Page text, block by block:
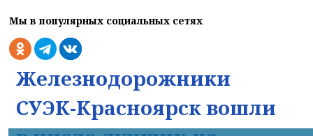
Мы в популярных социальных сетях
Железнодорожники
СУЭК-Красноярск вошли